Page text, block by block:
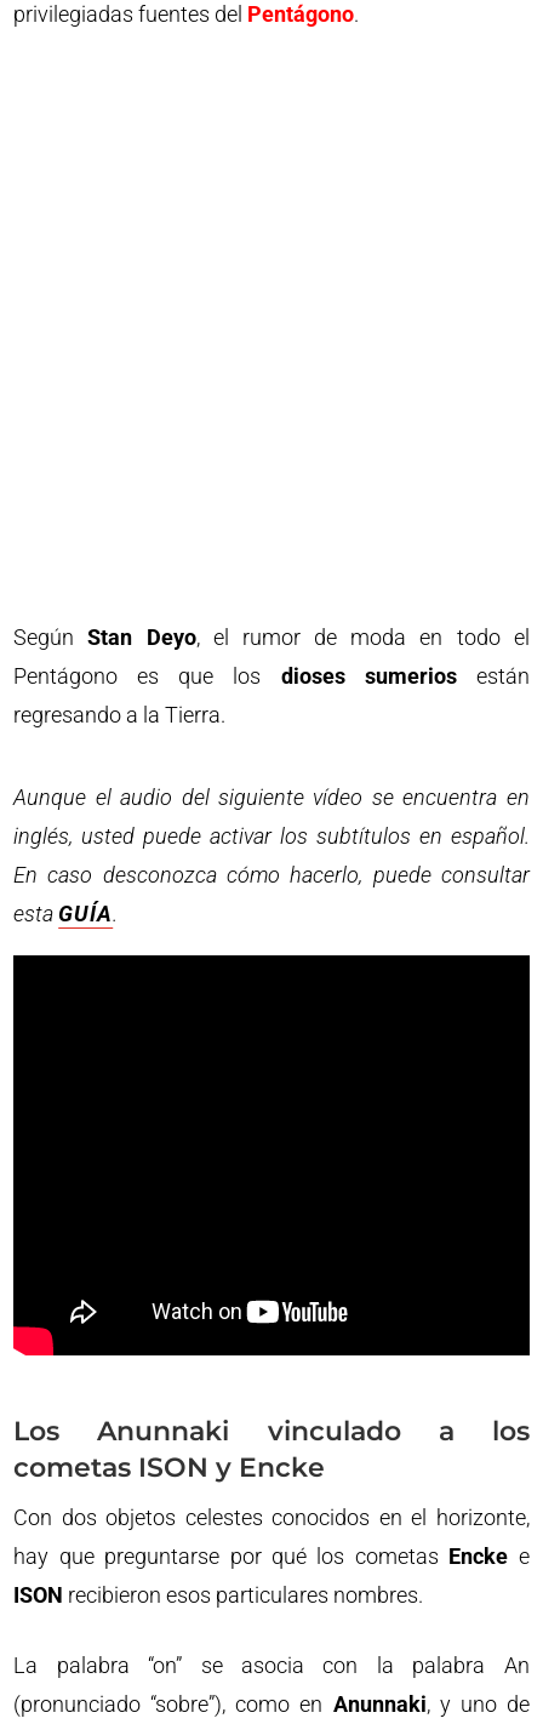
privilegiadas fuentes del Pentágono.
SegúnStan Deyo, el rumor de moda en todo el
Pentágono es que los dioses sumeriosestán
regresando a la Tierra.
Aunque el audio del siguiente vídeo se encuentra en
inglés, usted puede activar los subtítulos en español.
En caso desconozca cómo hacerlo, puede consultar
esta GUÍA.
Los Anunnaki vinculado a los
cometas ISON y Encke
Con dos objetos celestes conocidos en el horizonte,
hay que preguntarse por qué los cometas Encke e
ISON recibieron esos particulares nombres.
La palabra “on” se asocia con la palabra An
(pronunciado “sobre”), como en Anunnaki, y uno de